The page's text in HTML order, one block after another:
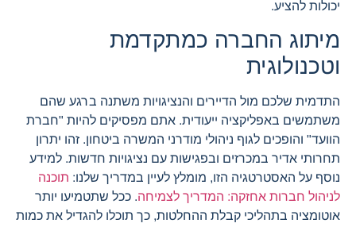
יכולות להציע.
מיתוג החברה כמתקדמת
וטכנולוגית
התדמית שלכם מול הדיירים והנציגויות משתנה ברגע שהם
משתמשים באפליקציה ייעודית. אתם מפסיקים להיות "חברת
הוועד" והופכים לגוף ניהולי מודרני המשרה ביטחון. זהו יתרון
תחרותי אדיר במכרזים ובפגישות עם נציגויות חדשות. למידע
נוסף על האסטרטגיה הזו, מומלץ לעיין במדריך שלנו: תוכנה
לניהול חברות אחזקה: המדריך לצמיחה. ככל שתטמיעו יותר
אוטומציה בתהליכי קבלת ההחלטות, כך תוכלו להגדיל את כמות